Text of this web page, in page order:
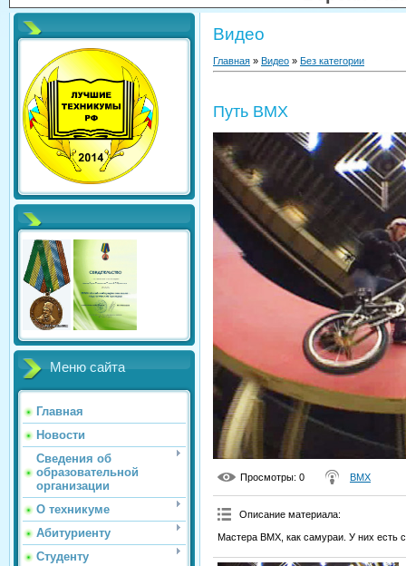
Меню сайта
Главная
Новости
Сведения об
образовательной
организации
О техникуме
Абитуриенту
Студенту
Видео
Главная » Видео » Без категории
Путь BMX
Просмотры: 0 BMX
Описание материала:
Мастера BMX, как самураи. У них есть